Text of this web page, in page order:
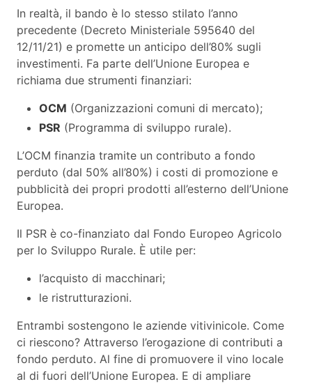
In realtà, il bando è lo stesso stilato l’anno
precedente (Decreto Ministeriale 595640 del
12/11/21) e promette un anticipo dell’80% sugli
investimenti. Fa parte dell’Unione Europea e
richiama due strumenti finanziari:
OCM (Organizzazioni comuni di mercato);
PSR (Programma di sviluppo rurale).
L’OCM finanzia tramite un contributo a fondo
perduto (dal 50% all’80%) i costi di promozione e
pubblicità dei propri prodotti all’esterno dell’Unione
Europea.
Il PSR è co-finanziato dal Fondo Europeo Agricolo
per lo Sviluppo Rurale. È utile per:
l’acquisto di macchinari;
le ristrutturazioni.
Entrambi sostengono le aziende vitivinicole. Come
ci riescono? Attraverso l’erogazione di contributi a
fondo perduto. Al fine di promuovere il vino locale
al di fuori dell’Unione Europea. E di ampliare